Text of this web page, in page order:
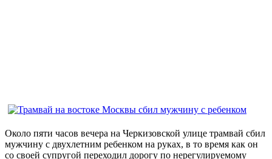
Около пяти часов вечера на Черкизовской улице трамвай сбил
мужчину с двухлетним ребенком на руках, в то время как он
со своей супругой переходил дорогу по нерегулируемому